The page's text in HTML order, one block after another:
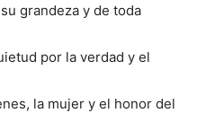
grandeza y de toda
por la verdad y el
la mujer y el honor del